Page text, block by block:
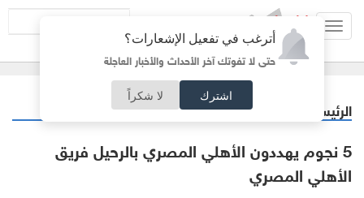
أترغب في تفعيل الإشعارات؟
حتى لا تفوتك آخر الأحداث والأخبار العاجلة
اشترك لا شكراً
الرئيسية
5 نجوم يهددون الأهلي المصري بالرحيل فريق
الأهلي المصري